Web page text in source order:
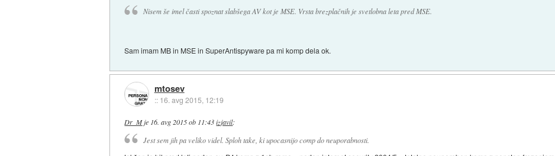
Nisem še imel časti spoznat slabšega AV kot je MSE. Vrsta brezplačnih je svetlobna leta pred MSE.
Sam imam MB in MSE in SuperAntispyware pa mi komp dela ok.
mtosev
:: 16. avg 2015, 12:19
Dr_Mje 16. avg 2015 ob 11:43 izjavil:
Jest sem jih pa veliko videl. Sploh take, ki upocasnijo comp do neuporabnosti.